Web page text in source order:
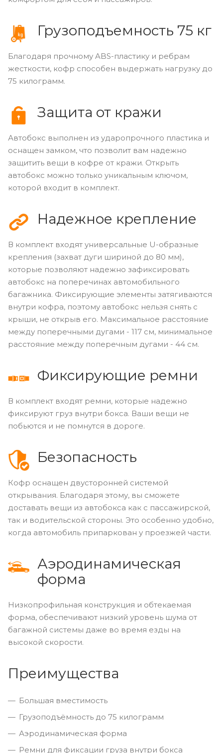
Грузоподъемность 75 кг
Благодаря прочному ABS-пластику и ребрам
жесткости, кофр способен выдержать нагрузку до
75 килограмм.
Защита от кражи
Автобокс выполнен из ударопрочного пластика и
оснащен замком, что позволит вам надежно
защитить вещи в кофре от кражи. Открыть
автобокс можно только уникальным ключом,
которой входит в комплект.
Надежное крепление
В комплект входят универсальные U-образные
крепления (захват дуги шириной до 80 мм),
которые позволяют надежно зафиксировать
автобокс на поперечинах автомобильного
багажника. Фиксирующие элементы затягиваются
внутри кофра, поэтому автобокс нельзя снять с
крыши, не открыв его. Максимальное расстояние
между поперечными дугами - 117 см, минимальное
расстояние между поперечным дугами - 44 см.
Фиксирующие ремни
В комплект входят ремни, которые надежно
фиксируют груз внутри бокса. Ваши вещи не
побьются и не помнутся в дороге.
Безопасность
Кофр оснащен двусторонней системой
открывания. Благодаря этому, вы сможете
доставать вещи из автобокса как с пассажирской,
так и водительской стороны. Это особенно удобно,
когда автомобиль припаркован у проезжей части.
Аэродинамическая
форма
Низкопрофильная конструкция и обтекаемая
форма, обеспечивают низкий уровень шума от
багажной системы даже во время езды на
высокой скорости.
Преимущества
Большая вместимость
Грузоподъёмность до 75 килограмм
Аэродинамическая форма
Ремни для фиксации груза внутри бокса